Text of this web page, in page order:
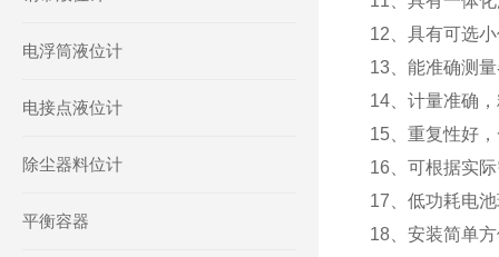
电浮筒液位计
电接点液位计
除尘器料位计
平衡容器
12、具有可选
13、能准确测
14、计量准确
15、重复性好
16、可根据实
17、低功耗电
18、安装简单